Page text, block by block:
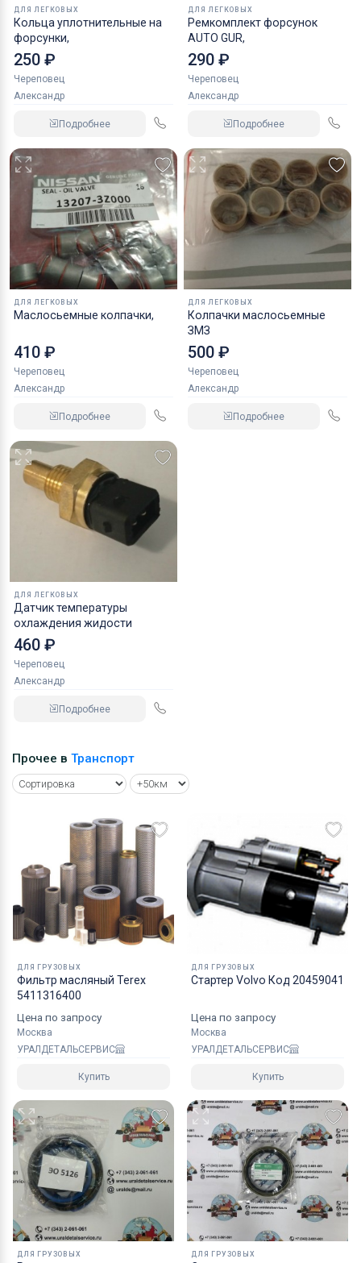
ДЛЯ ЛЕГКОВЫХ
Кольца уплотнительные на
форсунки,
250 ₽
Череповец
Александр
Подробнее
ДЛЯ ЛЕГКОВЫХ
Ремкомплект форсунок
AUTO GUR,
290 ₽
Череповец
Александр
Подробнее
ДЛЯ ЛЕГКОВЫХ
Маслосьемные колпачки,
410 ₽
Череповец
Александр
Подробнее
ДЛЯ ЛЕГКОВЫХ
Колпачки маслосьемные
ЗМЗ
500 ₽
Череповец
Александр
Подробнее
ДЛЯ ЛЕГКОВЫХ
Датчик температуры
охлаждения жидости
460 ₽
Череповец
Александр
Подробнее
Прочее в Транспорт
ДЛЯ ГРУЗОВЫХ
Фильтр масляный Terex
5411316400
Цена по запросу
Москва
УРАЛДЕТАЛЬСЕРВИС
Купить
ДЛЯ ГРУЗОВЫХ
Стартер Volvo Код 20459041
Цена по запросу
Москва
УРАЛДЕТАЛЬСЕРВИС
Купить
ДЛЯ ГРУЗОВЫХ ДЛЯ ГРУЗОВЫХ